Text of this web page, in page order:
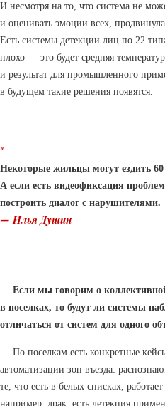
И несмотря на то, что система не
и оценивать эмоции всех,
Есть системы детекции лиц по 22
плохо — это будет средняя
и результат для промышленного
в будущем такие решения появятся.
“
Некоторые жильцы могут ездить
А если есть видеофиксация
построить диалог с нарушителями.
— Илья Душин
— Если мы говорим о
в поселках, то будут ли системы
отличаться от систем для одного
— По поселкам есть конкретные
автоматизации зон въезда:
те, что есть в белых списках,
например, драк, есть детекция